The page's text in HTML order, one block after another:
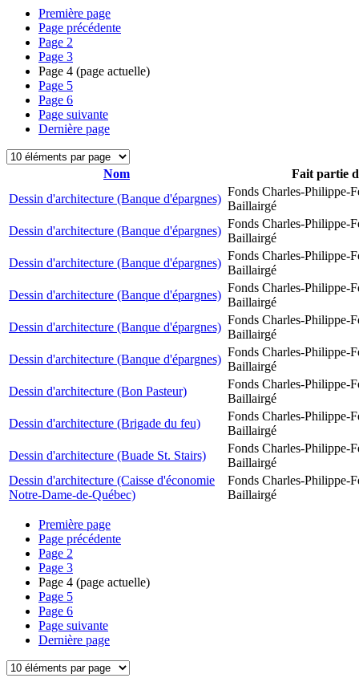
Première page
Page précédente
Page 2
Page 3
Page 4 (page actuelle)
Page 5
Page 6
Page suivante
Dernière page
Nom
Fait partie
Dessin d'architecture (Banque d'épargnes)
Fonds Charles-Philippe-
Baillairgé
Dessin d'architecture (Banque d'épargnes)
Fonds Charles-Philippe-
Baillairgé
Dessin d'architecture (Banque d'épargnes)
Fonds Charles-Philippe-
Baillairgé
Dessin d'architecture (Banque d'épargnes)
Fonds Charles-Philippe-
Baillairgé
Dessin d'architecture (Banque d'épargnes)
Fonds Charles-Philippe-
Baillairgé
Dessin d'architecture (Banque d'épargnes)
Fonds Charles-Philippe-
Baillairgé
Dessin d'architecture (Bon Pasteur)
Fonds Charles-Philippe-
Baillairgé
Dessin d'architecture (Brigade du feu)
Fonds Charles-Philippe-
Baillairgé
Dessin d'architecture (Buade St. Stairs)
Fonds Charles-Philippe-
Baillairgé
Dessin d'architecture (Caisse d'économie
Notre-Dame-de-Québec)
Fonds Charles-Philippe-
Baillairgé
Première page
Page précédente
Page 2
Page 3
Page 4 (page actuelle)
Page 5
Page 6
Page suivante
Dernière page